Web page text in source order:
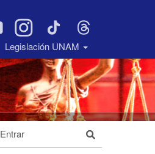
Legislación UNAM
Entrar